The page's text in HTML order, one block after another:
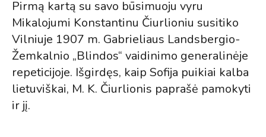
Pirmą kartą su savo būsimuoju vyru
Mikalojumi Konstantinu Čiurlioniu susitiko
Vilniuje 1907 m. Gabrieliaus Landsbergio-
Žemkalnio „Blindos“ vaidinimo generalinėje
repeticijoje. Išgirdęs, kaip Sofija puikiai kalba
lietuviškai, M. K. Čiurlionis paprašė pamokyti
ir jį.